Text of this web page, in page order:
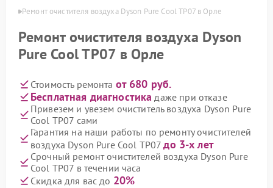
Ремонт очистителя воздуха Dyson Pure Cool TP07 в Орле
Ремонт очистителя воздуха Dyson
Pure Cool TP07 в Орле
Стоимость ремонта от 680 руб.
Бесплатная диагностика даже при отказе
Привезем и увезем очиститель воздуха Dyson Pure
Cool TP07 сами
Гарантия на наши работы по ремонту очистителей
воздуха Dyson Pure Cool TP07до 3-х лет
Срочный ремонт очистителей воздуха Dyson Pure
Cool TP07 в течении часа
Скидка для вас до 20%